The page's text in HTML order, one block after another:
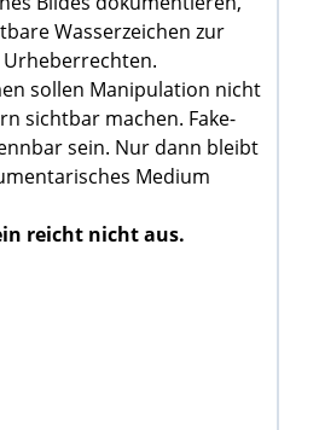
Wasserzeichen zur
sollen Manipulation nicht
sichtbar machen. Fake-
sein. Nur dann bleibt
Medium
reicht nicht aus.